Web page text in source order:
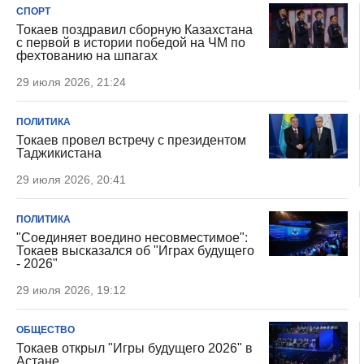
СПОРТ
Токаев поздравил сборную Казахстана
с первой в истории победой на ЧМ по
фехтованию на шпагах
29 июля 2026, 21:24
ПОЛИТИКА
Токаев провел встречу с президентом
Таджикистана
29 июля 2026, 20:41
ПОЛИТИКА
"Соединяет воедино несовместимое":
Токаев высказался об "Играх будущего
- 2026"
29 июля 2026, 19:12
ОБЩЕСТВО
Токаев открыл "Игры будущего 2026" в
Астане